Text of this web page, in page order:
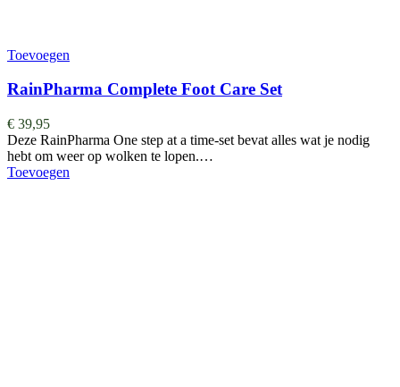
Toevoegen
RainPharma Complete Foot Care Set
€ 39,95
Deze RainPharma One step at a time-set bevat alles wat je nodig
hebt om weer op wolken te lopen.…
Toevoegen